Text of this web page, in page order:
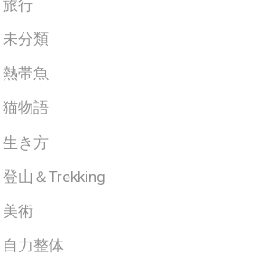
旅行
未分類
熱帯魚
猫物語
生き方
登山＆Trekking
美術
自力整体